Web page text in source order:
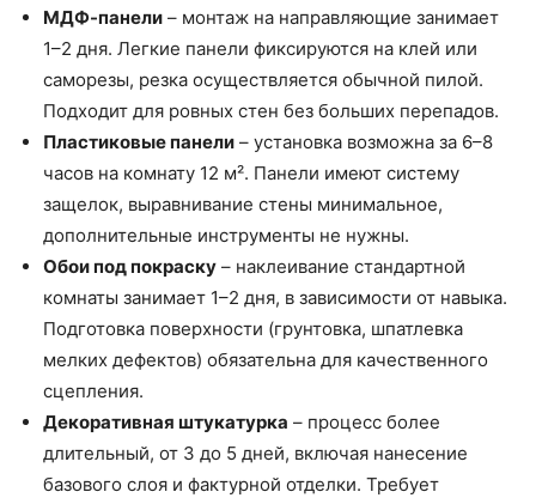
МДФ-панели – монтаж на направляющие занимает
1–2 дня. Легкие панели фиксируются на клей или
саморезы, резка осуществляется обычной пилой.
Подходит для ровных стен без больших перепадов.
Пластиковые панели – установка возможна за 6–8
часов на комнату 12 м². Панели имеют систему
защелок, выравнивание стены минимальное,
дополнительные инструменты не нужны.
Обои под покраску – наклеивание стандартной
комнаты занимает 1–2 дня, в зависимости от навыка.
Подготовка поверхности (грунтовка, шпатлевка
мелких дефектов) обязательна для качественного
сцепления.
Декоративная штукатурка – процесс более
длительный, от 3 до 5 дней, включая нанесение
базового слоя и фактурной отделки. Требует